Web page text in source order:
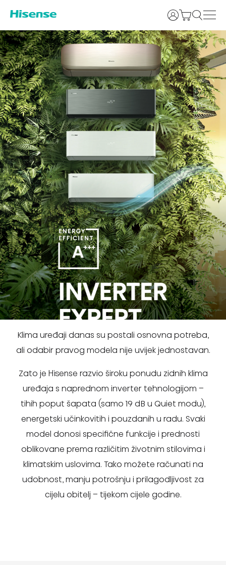
Prijava
Klima uređaji danas su postali osnovna potreba,
ali odabir pravog modela nije uvijek jednostavan.
Zato je Hisense razvio široku ponudu zidnih klima
uređaja s naprednom inverter tehnologijom –
tihih poput šapata (samo 19 dB u Quiet modu),
energetski učinkovitih i pouzdanih u radu. Svaki
model donosi specifične funkcije i prednosti
oblikovane prema različitim životnim stilovima i
klimatskim uslovima. Tako možete računati na
udobnost, manju potrošnju i prilagodljivost za
cijelu obitelj – tijekom cijele godine.